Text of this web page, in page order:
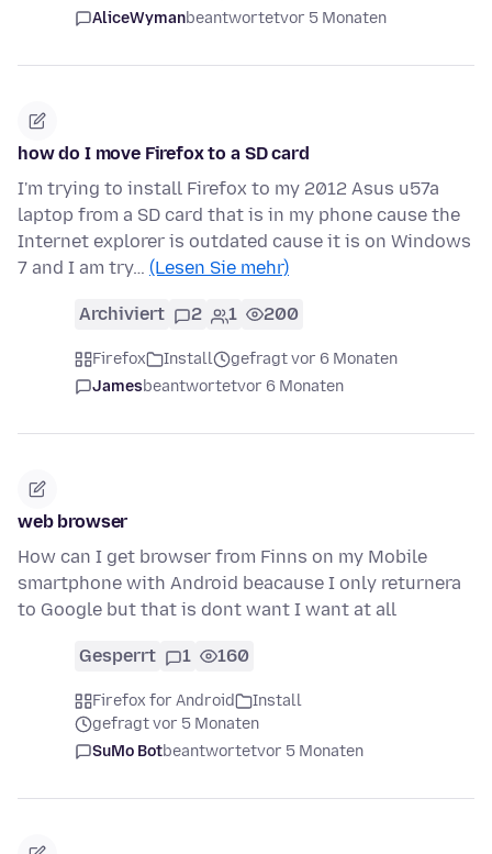
AliceWymanbeantwortetvor 5 Monaten
how do I move Firefox to a SD card
I'm trying to install Firefox to my 2012 Asus u57a
laptop from a SD card that is in my phone cause the
Internet explorer is outdated cause it is on Windows
7 and I am try… (Lesen Sie mehr)
Archiviert 2 1 200
Firefox Install
gefragt vor 6 Monaten
Jamesbeantwortetvor 6 Monaten
web browser
How can I get browser from Finns on my Mobile
smartphone with Android beacause I only returnera
to Google but that is dont want I want at all
Gesperrt 1 160
Firefox for Android
Install
gefragt vor 5 Monaten
SuMo Botbeantwortetvor 5 Monaten